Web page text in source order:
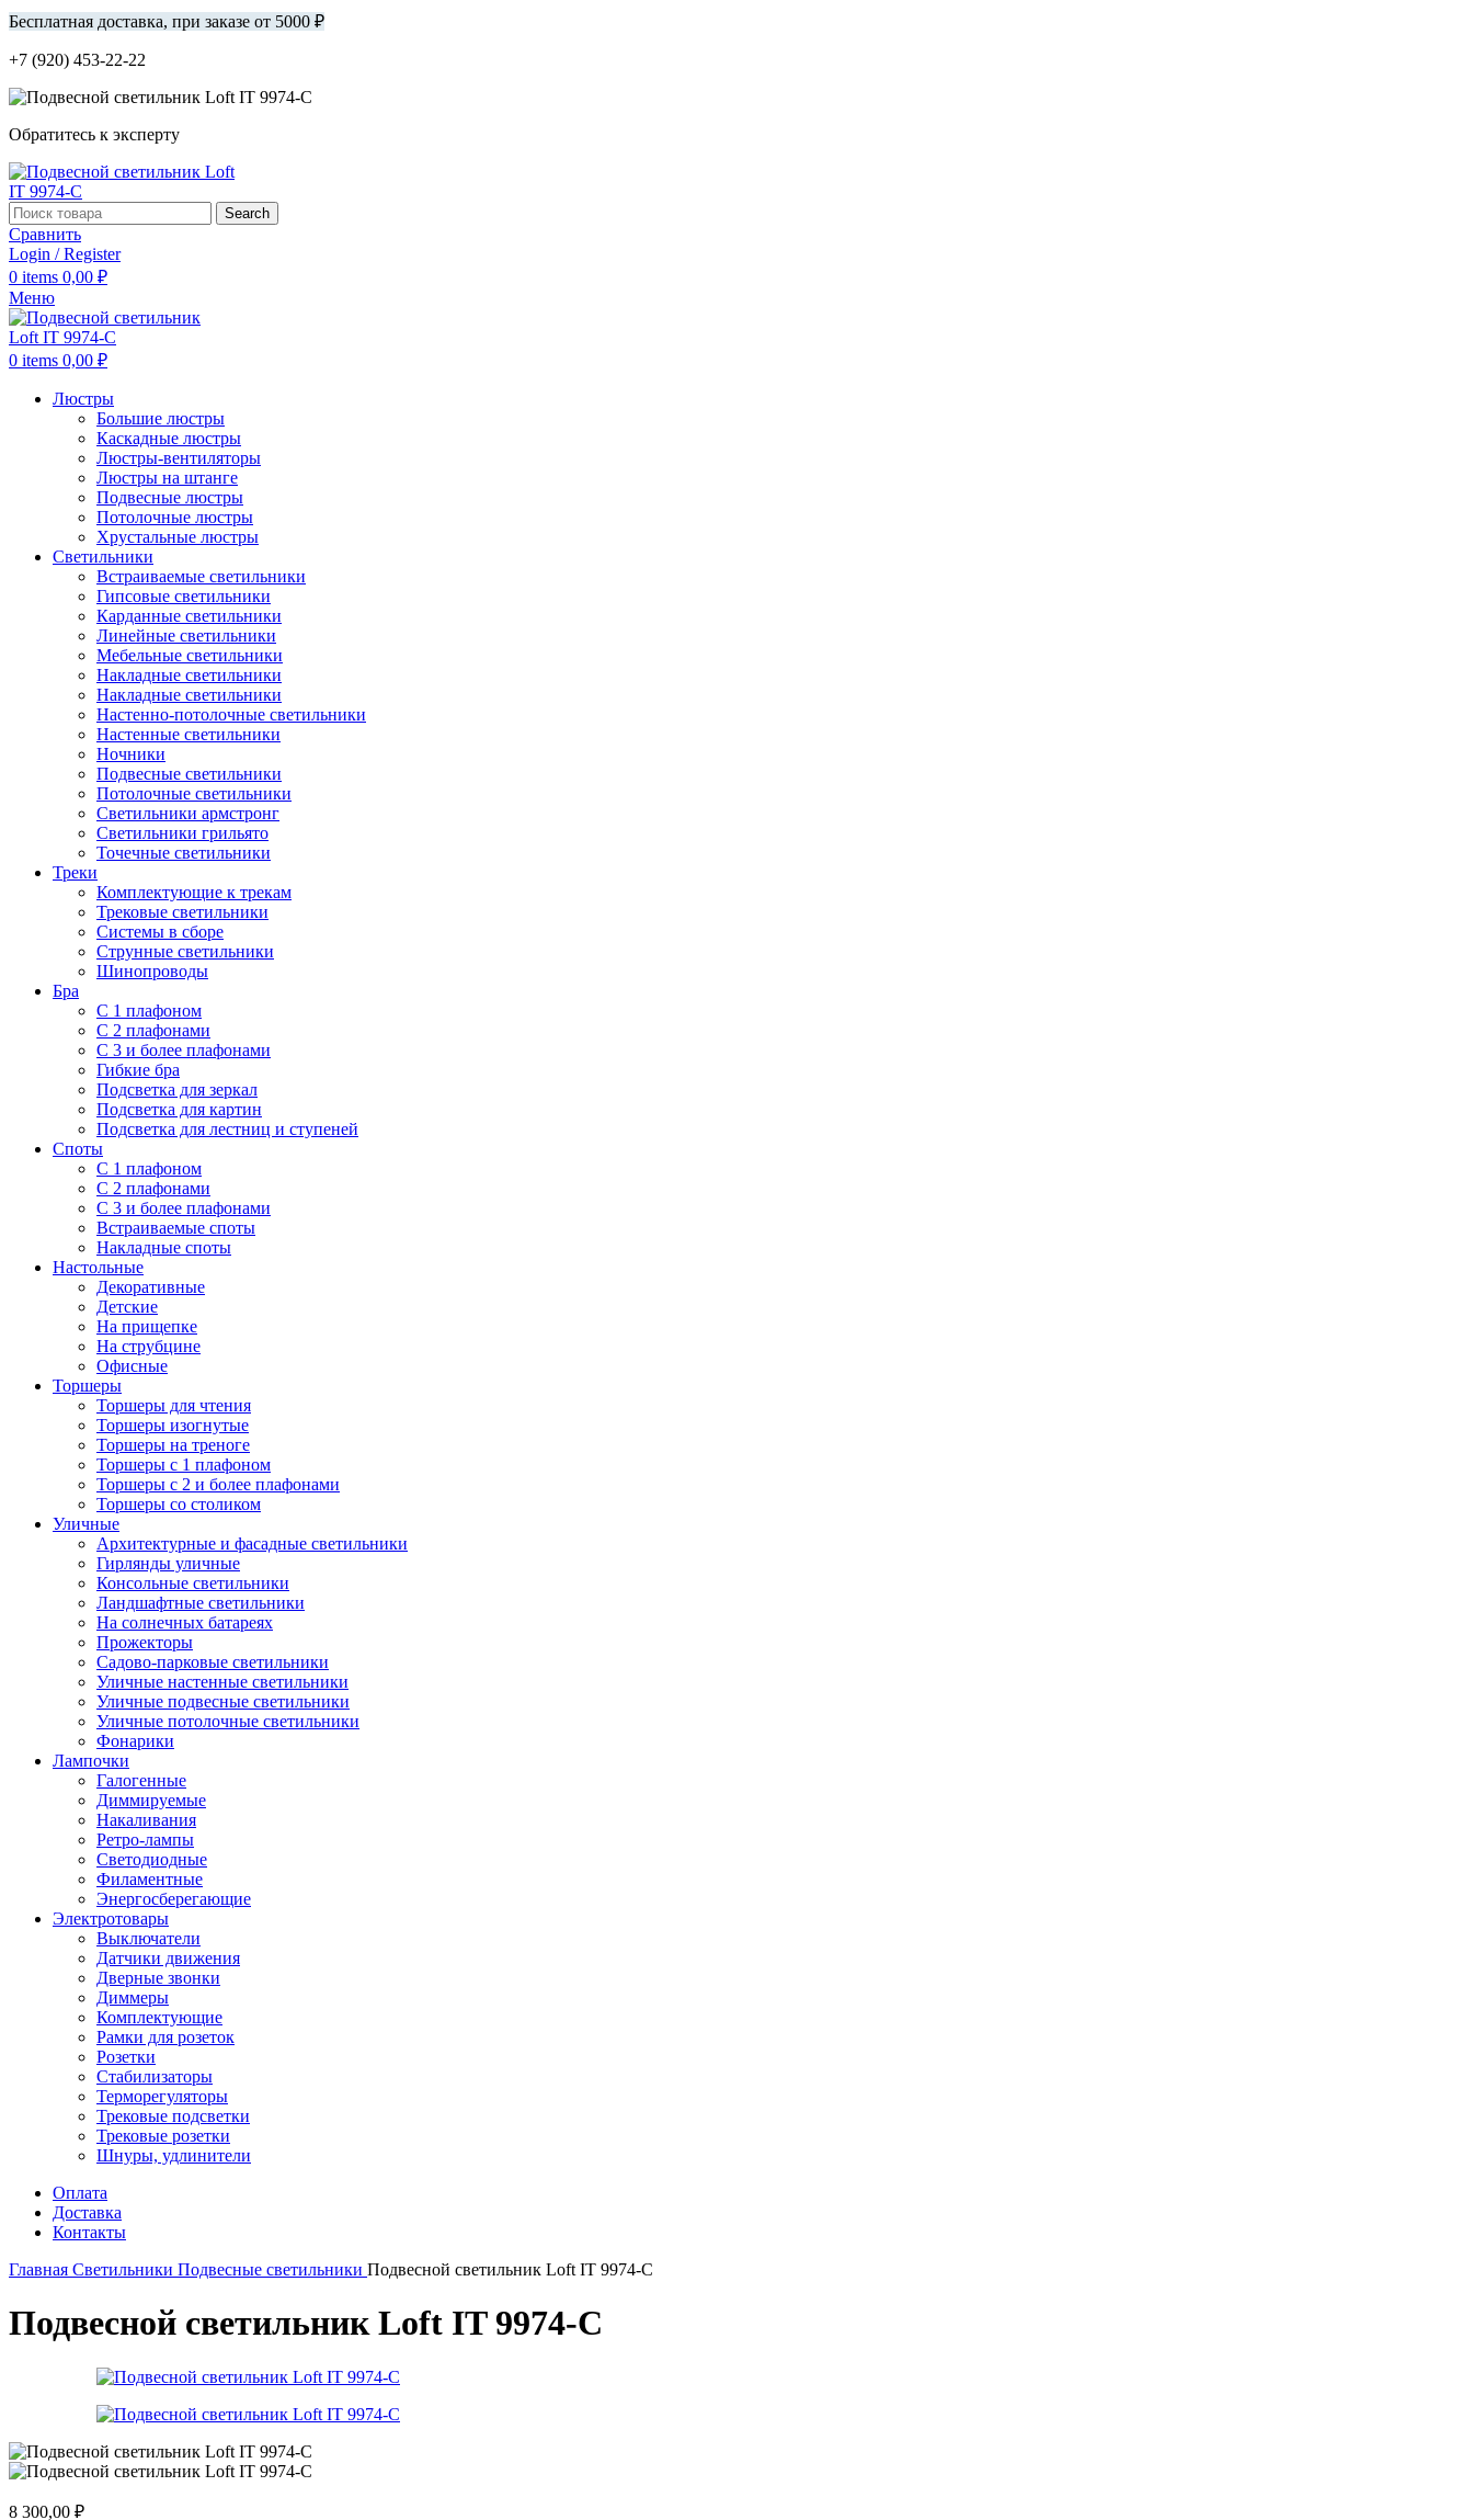
Бесплатная доставка, при заказе от 5000 ₽
+7 (920) 453-22-22
Обратитесь к эксперту
Search
Сравнить
Login / Register
0 items 0,00 ₽
Меню
0 items 0,00 ₽
Люстры
Большие люстры
Каскадные люстры
Люстры-вентиляторы
Люстры на штанге
Подвесные люстры
Потолочные люстры
Хрустальные люстры
Светильники
Встраиваемые светильники
Гипсовые светильники
Карданные светильники
Линейные светильники
Мебельные светильники
Накладные светильники
Накладные светильники
Настенно-потолочные светильники
Настенные светильники
Ночники
Подвесные светильники
Потолочные светильники
Светильники армстронг
Светильники грильято
Точечные светильники
Треки
Комплектующие к трекам
Трековые светильники
Системы в сборе
Струнные светильники
Шинопроводы
Бра
С 1 плафоном
С 2 плафонами
С 3 и более плафонами
Гибкие бра
Подсветка для зеркал
Подсветка для картин
Подсветка для лестниц и ступеней
Споты
С 1 плафоном
С 2 плафонами
С 3 и более плафонами
Встраиваемые споты
Накладные споты
Настольные
Декоративные
Детские
На прищепке
На струбцине
Офисные
Торшеры
Торшеры для чтения
Торшеры изогнутые
Торшеры на треноге
Торшеры с 1 плафоном
Торшеры с 2 и более плафонами
Торшеры со столиком
Уличные
Архитектурные и фасадные светильники
Гирлянды уличные
Консольные светильники
Ландшафтные светильники
На солнечных батареях
Прожекторы
Садово-парковые светильники
Уличные настенные светильники
Уличные подвесные светильники
Уличные потолочные светильники
Фонарики
Лампочки
Галогенные
Диммируемые
Накаливания
Ретро-лампы
Светодиодные
Филаментные
Энергосберегающие
Электротовары
Выключатели
Датчики движения
Дверные звонки
Диммеры
Комплектующие
Рамки для розеток
Розетки
Стабилизаторы
Терморегуляторы
Трековые подсветки
Трековые розетки
Шнуры, удлинители
Оплата
Доставка
Контакты
Главная Светильники Подвесные светильники Подвесной светильник Loft IT 9974-C
Подвесной светильник Loft IT 9974-C
8 300,00 ₽